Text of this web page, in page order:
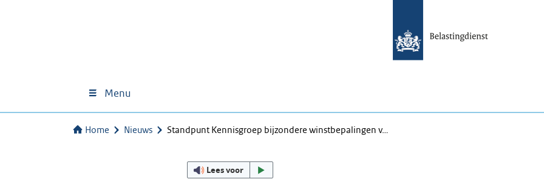
Menu
Home Nieuws Standpunt Kennisgroep bijzondere winstbepalingen v…
Lees voor